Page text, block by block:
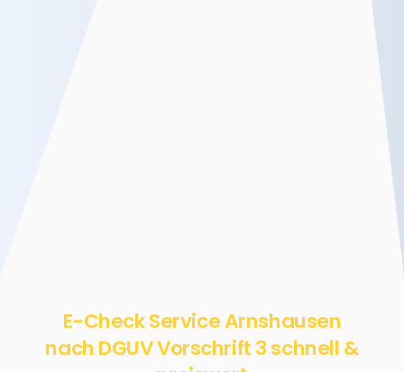
E-Check Service Arnshausen
nach DGUV Vorschrift 3 schnell &